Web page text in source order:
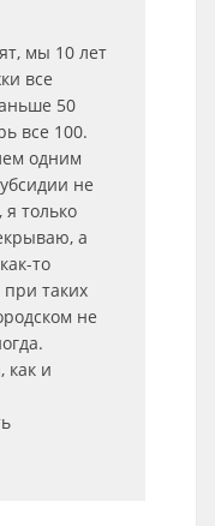
мы 10 лет
все
50
все 100.
одним
не
только
а
то
таких
не
как и